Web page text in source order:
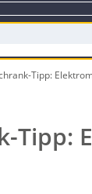
Tipp:
Tipp: